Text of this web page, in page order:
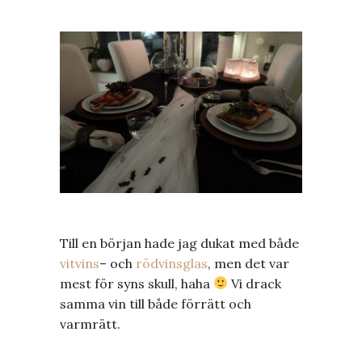
Till en början hade jag dukat med både
vitvins– och rödvinsglas, men det var
mest för syns skull, haha
Vi drack
samma vin till både förrätt och
varmrätt.